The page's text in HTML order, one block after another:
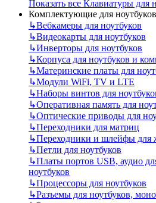
Показать все Клавиатуры для
Комплектующие для ноутбуков
↳Вебкамеры для ноутбуков
↳Видеокарты для ноутбуков
↳Инверторы для ноутбуков
↳Корпуса для ноутбуков и
↳Материнские платы для
↳Модули WiFi, TV и LTE
↳Наборы винтов для
↳Оперативная память для
↳Оптические приводы для
↳Переходники для матриц
↳Переходники и шлейфы для
↳Петли для ноутбуков
↳Платы портов USB, аудио
ноутбуков
↳Процессоры для ноутбуков
↳Разъемы для ноутбуков,